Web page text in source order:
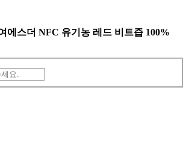
에스더 NFC 유기농 레드 비트즙 100%